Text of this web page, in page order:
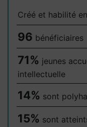
Créé et habilité en
96 bénéficiaires
71% jeunes
intellectuelle
14% sont
15% sont